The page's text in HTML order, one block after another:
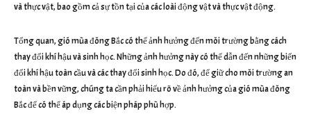
và thực vật, bao gồm cả sự tồn tại của các loài động vật và thực vật động.
Tổng quan, gió mùa đông Bắc có thể ảnh hưởng đến môi trường bằng cách
thay đổi khí hậu và sinh học. Những ảnh hưởng này có thể dẫn đến những biến
đổi khí hậu toàn cầu và các thay đổi sinh học. Do đó, để giữ cho môi trường an
toàn và bền vững, chúng ta cần phải hiểu rõ về ảnh hưởng của gió mùa đông
Bắc để có thể áp dụng các biện pháp phù hợp.